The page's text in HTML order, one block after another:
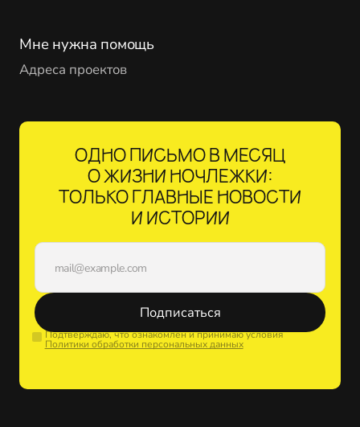
Мне нужна помощь
Адреса проектов
ОДНО ПИСЬМО В МЕСЯЦ
О ЖИЗНИ НОЧЛЕЖКИ:
ТОЛЬКО ГЛАВНЫЕ НОВОСТИ
И ИСТОРИИ
Подписаться
Подтверждаю, что ознакомлен и принимаю условия
Политики обработки персональных данных